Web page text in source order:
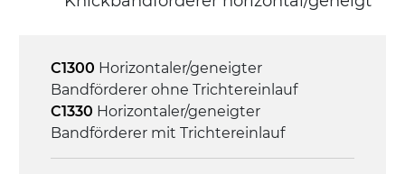
Asynchronmotor für Mehrfachspannung
Geschwindigkeit
3,4 m/Minute
C1300 Horizontaler/geneigter
Bandförderer ohne Trichtereinlauf
C1330 Horizontaler/geneigter
Bandförderer mit Trichtereinlauf